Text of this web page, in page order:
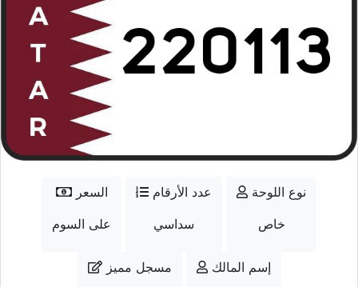
السعر
على السوم
عدد الأرقام
سداسي
نوع اللوحة
خاص
مسجل مميز
إسم المالك